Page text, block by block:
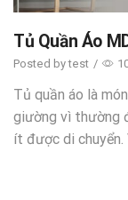
Tủ Quần Áo
Posted bytest /
Tủ quần áo là
giường vì thường
ít được di chuyển.